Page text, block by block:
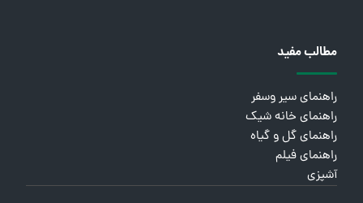
مطالب مفید
راهنمای سیر وسفر
راهنمای خانه شیک
راهنمای گل و گیاه
راهنمای فیلم
آشپزی